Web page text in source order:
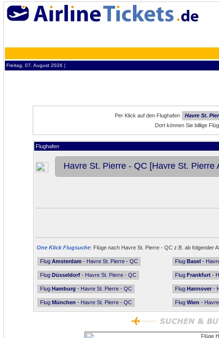
Freitag, 07. August 2026 ¦
Per Klick auf den Flughafen
Havre St.
Dort können Sie billige
Flughafen
Havre St. Pierre - QC [Havre St. Pierre
One Klick Flugsuche: Flüge nach Havre St. Pierre - QC z.B. ab folgender
Flug Amsterdam - Havre St. Pierre - QC Flug Basel -
Flug Düsseldorf - Havre St. Pierre - QC Flug Frankfurt -
Flug Hamburg - Havre St. Pierre - QC Flug Hannover -
Flug München - Havre St. Pierre - QC Flug Wien -